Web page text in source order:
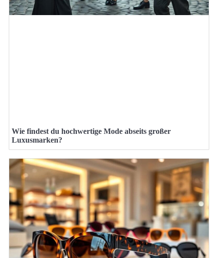
Wie findest du hochwertige Mode abseits großer
Luxusmarken?